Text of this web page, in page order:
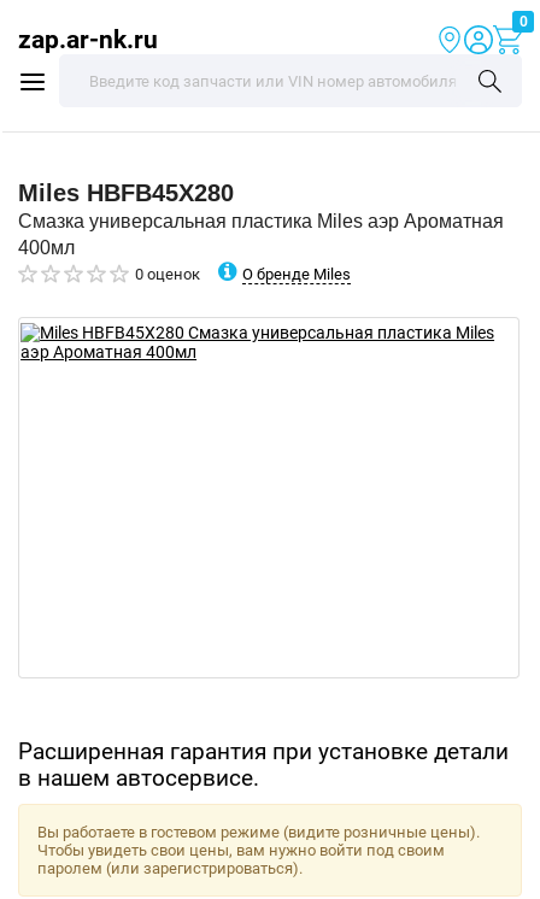
zap.ar-nk.ru
0
Miles HBFB45X280
Смазка универсальная пластика Miles аэр Ароматная
400мл
0 оценок О бренде Miles
Расширенная гарантия при установке детали
в нашем автосервисе.
Вы работаете в гостевом режиме (видите розничные цены).
Чтобы увидеть свои цены, вам нужно войти под своим
паролем (или зарегистрироваться).